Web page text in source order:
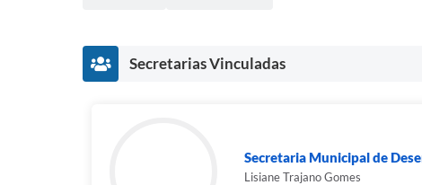
Secretarias Vinculadas
Secretaria Municipal de
Lisiane Trajano Gomes